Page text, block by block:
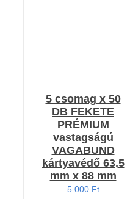
5 csomag x 50
DB FEKETE
PRÉMIUM
vastagságú
VAGABUND
kártyavédő 63,5
mm x 88 mm
5 000 Ft